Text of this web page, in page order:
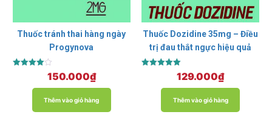
Thuốc tránh thai hàng ngày
Progynova
4.00
150.000₫
Thêm vào giỏ hàng
Thuốc Dozidine 35mg – Điều
trị đau thắt ngực hiệu quả
5.00
129.000₫
Thêm vào giỏ hàng